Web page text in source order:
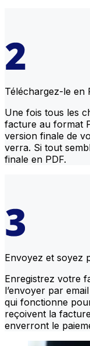
Téléchargez-le en
Une fois tous les
facture au format
version finale de
verra. Si tout
finale en PDF.
Envoyez et soyez
Enregistrez votre
l’envoyer par
qui fonctionne
reçoivent la
enverront le